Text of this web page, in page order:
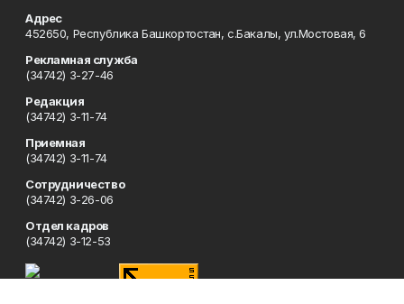
Адрес
452650, Республика Башкортостан, с.Бакалы, ул.Мостовая, 6
Рекламная служба
(34742) 3-27-46
Редакция
(34742) 3-11-74
Приемная
(34742) 3-11-74
Сотрудничество
(34742) 3-26-06
Отдел кадров
(34742) 3-12-53